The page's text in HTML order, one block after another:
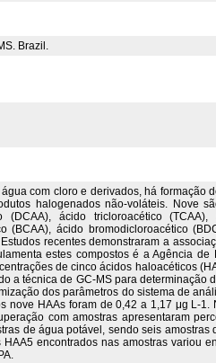
Brazil.
com cloro e derivados, há
halogenados não-voláteis. Nove
(DCAA), ácido tricloroacético
(BCAA), ácido bromodicloroacético
recentes demonstraram a
estes compostos é a Agência
de cinco ácidos haloacéticos
a técnica de GC-MS para
dos parâmetros do sistema de
nove HAAs foram de 0,42 a 1,17 μg L-
com amostras apresentaram
de água potável, sendo seis
encontrados nas amostras variou